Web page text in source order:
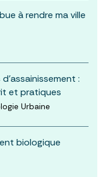
à rendre ma ville
:
et pratiques
Urbaine
biologique